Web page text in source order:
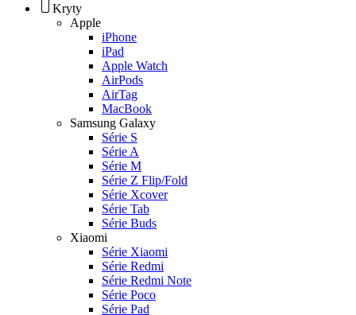
Kryty
Apple
iPhone
iPad
Apple Watch
AirPods
AirTag
MacBook
Samsung Galaxy
Série S
Série A
Série M
Série Z Flip/Fold
Série Xcover
Série Tab
Série Buds
Xiaomi
Série Xiaomi
Série Redmi
Série Redmi Note
Série Poco
Série Pad